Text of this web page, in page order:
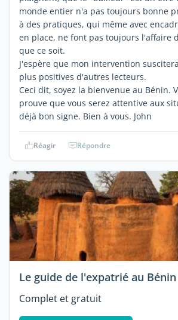
monde entier n'a pas toujours bonne
à des pratiques, qui même avec
en place, ne font pas toujours l'affaire
que ce soit.
J'espère que mon intervention
plus positives d'autres lecteurs.
Ceci dit, soyez la bienvenue au Bénin.
prouve que vous serez attentive aux
déjà bon signe. Bien à vous. John
Réagir Répondre
Le guide de l'expatrié au Bénin
Complet et gratuit